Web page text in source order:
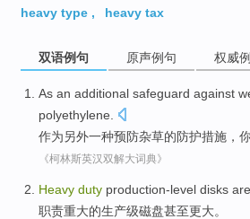
heavy type , heavy tax
双语例句 原声例句 权威
As an additional safeguard against
polyethylene
作为另外一种预防杂草的防护措施 ，
《柯林斯英汉双解大词典》
Heavy duty production-level disks are
职责重大的生产级磁盘甚至更大。